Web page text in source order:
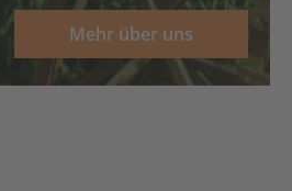
Mehr über uns